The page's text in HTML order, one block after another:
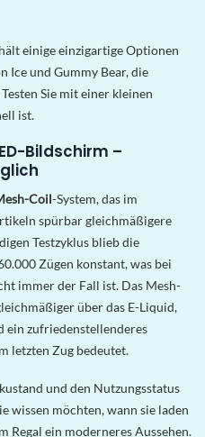
einige einzigartige Optionen
Ice und Gummy Bear, die
Sie mit einer kleinen
ist.
Bildschirm –
Coil-System, das im
spürbar gleichmäßigere
Testzyklus blieb die
Zügen konstant, was bei
immer der Fall ist. Das Mesh-
über das E-Liquid,
ein zufriedenstellenderes
letzten Zug bedeutet.
und den Nutzungsstatus
wissen möchten, wann sie laden
Regal ein moderneres Aussehen.